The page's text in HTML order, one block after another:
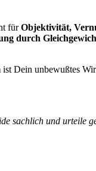
fürObjektivität,
durch
ist Dein unbewußtes
sachlich und urteile